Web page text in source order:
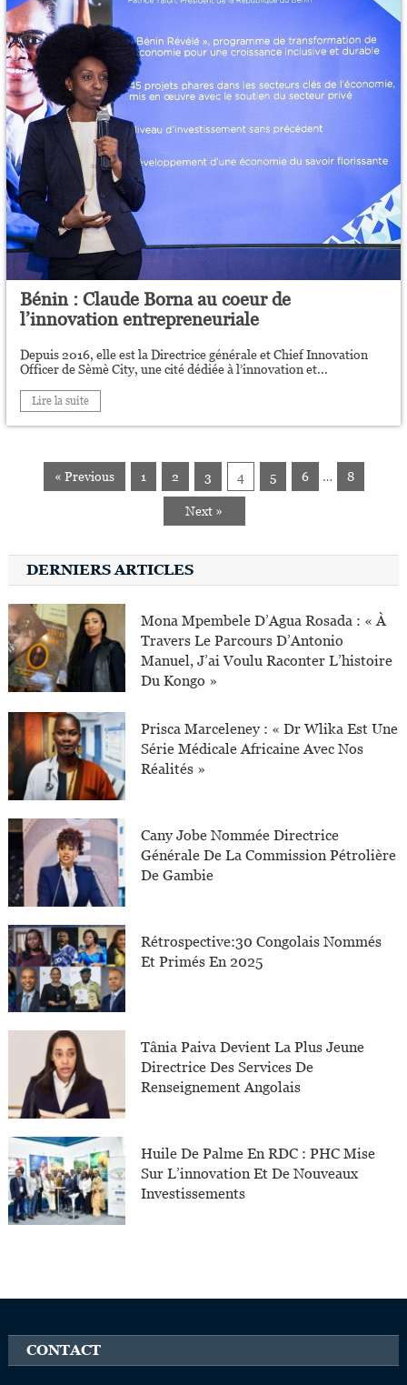
Bénin : Claude Borna au coeur de
l’innovation entrepreneuriale
Depuis 2016, elle est la Directrice générale et Chief Innovation
Officer de Sèmè City, une cité dédiée à l’innovation et...
Lire la suite
« Previous 1 2 3 4 5 6 … 8
Next »
DERNIERS ARTICLES
Mona Mpembele D’Agua Rosada : « À
Travers Le Parcours D’Antonio
Manuel, J’ai Voulu Raconter L’histoire
Du Kongo »
Prisca Marceleney : « Dr Wlika Est Une
Série Médicale Africaine Avec Nos
Réalités »
Cany Jobe Nommée Directrice
Générale De La Commission Pétrolière
De Gambie
Rétrospective:30 Congolais Nommés
Et Primés En 2025
Tânia Paiva Devient La Plus Jeune
Directrice Des Services De
Renseignement Angolais
Huile De Palme En RDC : PHC Mise
Sur L’innovation Et De Nouveaux
Investissements
CONTACT